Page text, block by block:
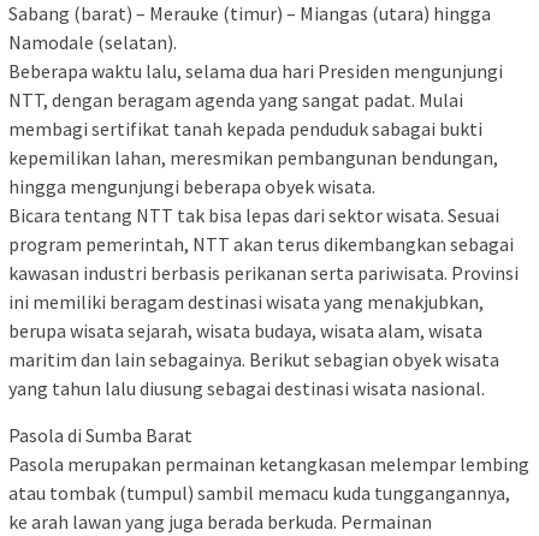
Sabang (barat) – Merauke (timur) – Miangas (utara) hingga
Namodale (selatan).
Beberapa waktu lalu, selama dua hari Presiden mengunjungi
NTT, dengan beragam agenda yang sangat padat. Mulai
membagi sertifikat tanah kepada penduduk sabagai bukti
kepemilikan lahan, meresmikan pembangunan bendungan,
hingga mengunjungi beberapa obyek wisata.
Bicara tentang NTT tak bisa lepas dari sektor wisata. Sesuai
program pemerintah, NTT akan terus dikembangkan sebagai
kawasan industri berbasis perikanan serta pariwisata. Provinsi
ini memiliki beragam destinasi wisata yang menakjubkan,
berupa wisata sejarah, wisata budaya, wisata alam, wisata
maritim dan lain sebagainya. Berikut sebagian obyek wisata
yang tahun lalu diusung sebagai destinasi wisata nasional.
Pasola di Sumba Barat
Pasola merupakan permainan ketangkasan melempar lembing
atau tombak (tumpul) sambil memacu kuda tunggangannya,
ke arah lawan yang juga berada berkuda. Permainan